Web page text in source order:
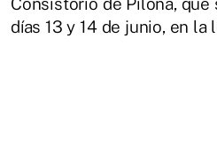
días 13 y 14 de junio, en la